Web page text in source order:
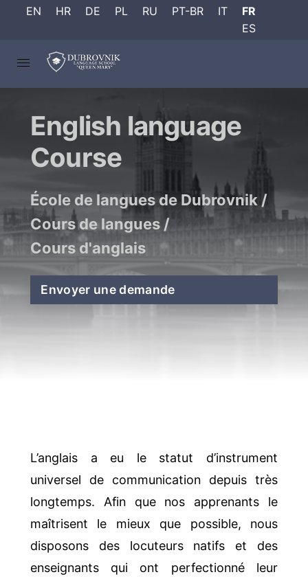
EN HR DE PL RU PT-BR IT
FR
ES
English language
Course
École de langues de Dubrovnik /
Cours de langues /
Cours d'anglais
Envoyer une demande
L’anglais a eu le statut d’instrument
universel de communication depuis très
longtemps. Afin que nos apprenants le
maîtrisent le mieux que possible, nous
disposons des locuteurs natifs et des
enseignants qui ont perfectionné leur